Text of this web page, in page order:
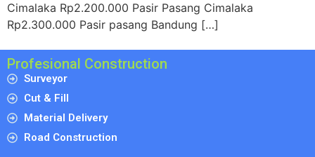
Cimalaka Rp2.200.000 Pasir Pasang Cimalaka
Rp2.300.000 Pasir pasang Bandung […]
Profesional Construction
Surveyor
Cut & Fill
Material Delivery
Road Construction